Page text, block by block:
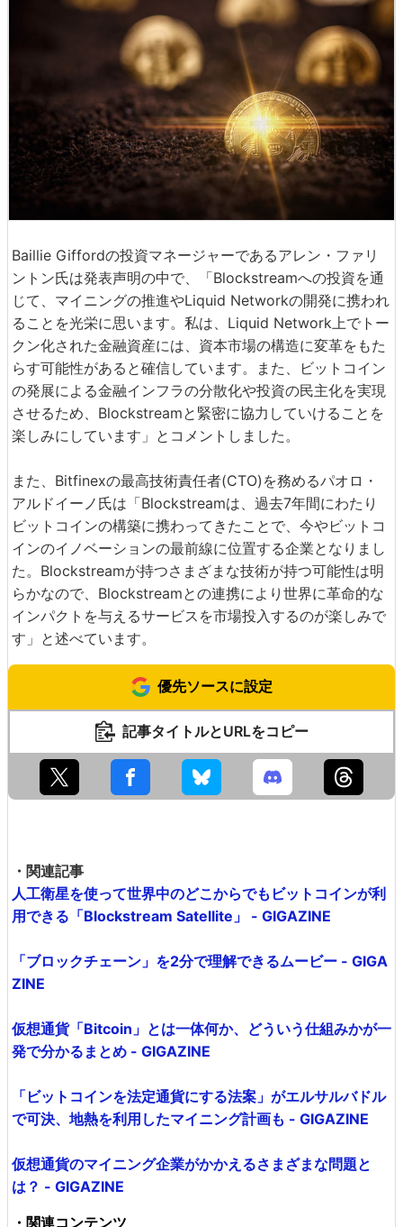
Baillie Giffordの投資マネージャーであるアレン・ファリ
ントン氏は発表声明の中で、「Blockstreamへの投資を通
じて、マイニングの推進やLiquid Networkの開発に携われ
ることを光栄に思います。私は、Liquid Network上でトー
クン化された金融資産には、資本市場の構造に変革をもた
らす可能性があると確信しています。また、ビットコイン
の発展による金融インフラの分散化や投資の民主化を実現
させるため、Blockstreamと緊密に協力していけることを
楽しみにしています」とコメントしました。
また、Bitfinexの最高技術責任者(CTO)を務めるパオロ・
アルドイーノ氏は「Blockstreamは、過去7年間にわたり
ビットコインの構築に携わってきたことで、今やビットコ
インのイノベーションの最前線に位置する企業となりまし
た。Blockstreamが持つさまざまな技術が持つ可能性は明
らかなので、Blockstreamとの連携により世界に革命的な
インパクトを与えるサービスを市場投入するのが楽しみで
す」と述べています。
優先ソースに設定
記事タイトルとURLをコピー
・関連記事
人工衛星を使って世界中のどこからでもビットコインが利
用できる「Blockstream Satellite」 - GIGAZINE
「ブロックチェーン」を2分で理解できるムービー - GIGA
ZINE
仮想通貨「Bitcoin」とは一体何か、どういう仕組みかが一
発で分かるまとめ - GIGAZINE
「ビットコインを法定通貨にする法案」がエルサルバドル
で可決、地熱を利用したマイニング計画も - GIGAZINE
仮想通貨のマイニング企業がかかえるさまざまな問題と
は？ - GIGAZINE
・関連コンテンツ